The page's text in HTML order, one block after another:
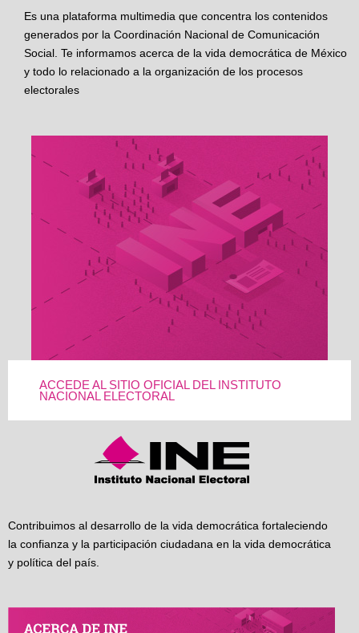
Es una plataforma multimedia que concentra los contenidos
generados por la Coordinación Nacional de Comunicación
Social. Te informamos acerca de la vida democrática de México
y todo lo relacionado a la organización de los procesos
electorales
ACCEDE AL SITIO OFICIAL DEL INSTITUTO
NACIONAL ELECTORAL
Contribuimos al desarrollo de la vida democrática fortaleciendo
la confianza y la participación ciudadana en la vida democrática
y política del país.